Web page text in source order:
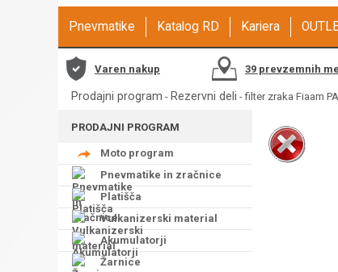
Pnevmatike Katalog RD Kariera
Varen nakup 39 prevzemnih
Prodajni program - Rezervni deli - filter zraka Fiaam
PRODAJNI PROGRAM
Moto program
Pnevmatike in zračnice
Platišča
Vulkanizerski material
Akumulatorji
Žarnice